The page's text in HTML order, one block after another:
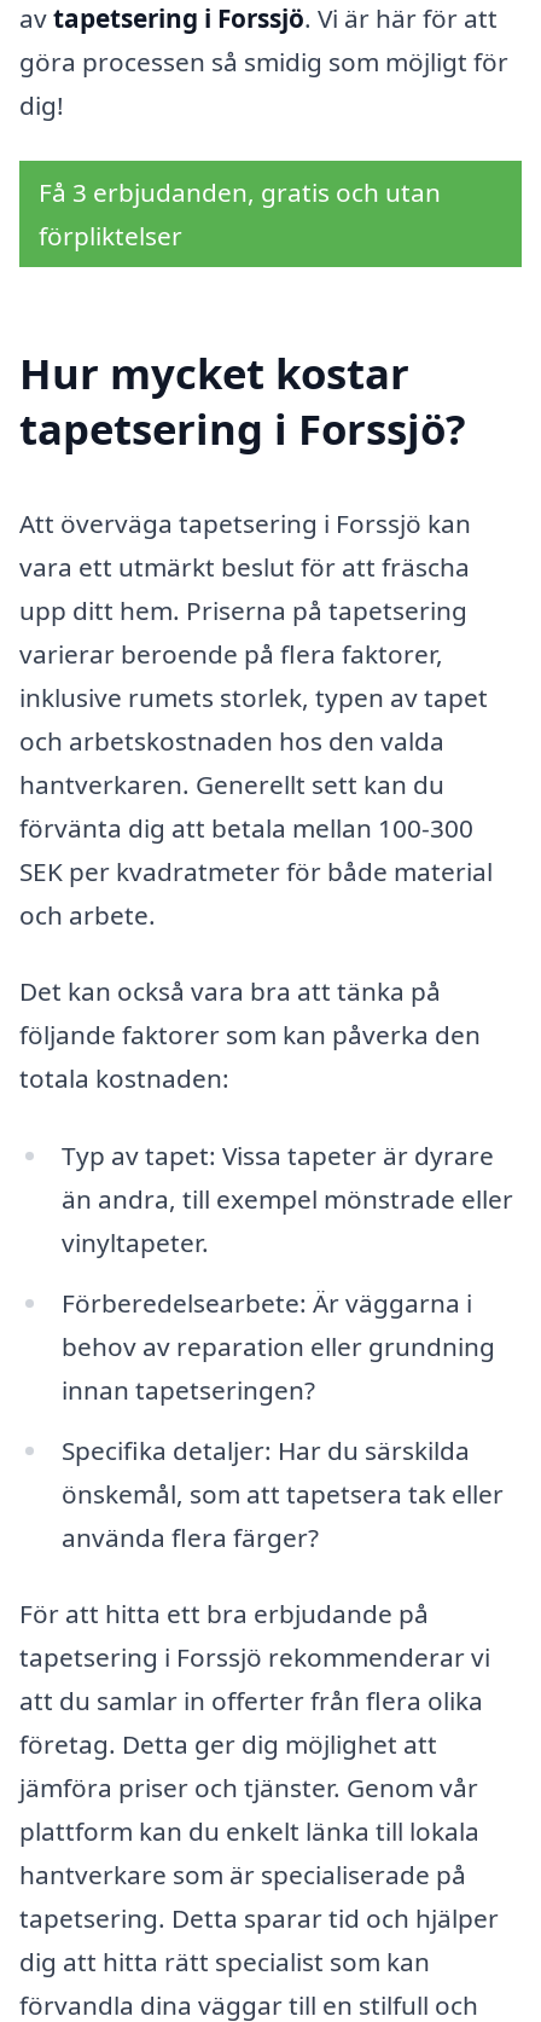
avtapetsering i Forssjö. Vi är här för att
göra processen så smidig som möjligt för
dig!
Få 3 erbjudanden, gratis och utan
förpliktelser
Hur mycket kostar
tapetsering i Forssjö?
Att överväga tapetsering i Forssjö kan
vara ett utmärkt beslut för att fräscha
upp ditt hem. Priserna på tapetsering
varierar beroende på flera faktorer,
inklusive rumets storlek, typen av tapet
och arbetskostnaden hos den valda
hantverkaren. Generellt sett kan du
förvänta dig att betala mellan 100-300
SEK per kvadratmeter för både material
och arbete.
Det kan också vara bra att tänka på
följande faktorer som kan påverka den
totala kostnaden:
Typ av tapet: Vissa tapeter är dyrare
än andra, till exempel mönstrade eller
vinyltapeter.
Förberedelsearbete: Är väggarna i
behov av reparation eller grundning
innan tapetseringen?
Specifika detaljer: Har du särskilda
önskemål, som att tapetsera tak eller
använda flera färger?
För att hitta ett bra erbjudande på
tapetsering i Forssjö rekommenderar vi
att du samlar in offerter från flera olika
företag. Detta ger dig möjlighet att
jämföra priser och tjänster. Genom vår
plattform kan du enkelt länka till lokala
hantverkare som är specialiserade på
tapetsering. Detta sparar tid och hjälper
dig att hitta rätt specialist som kan
förvandla dina väggar till en stilfull och